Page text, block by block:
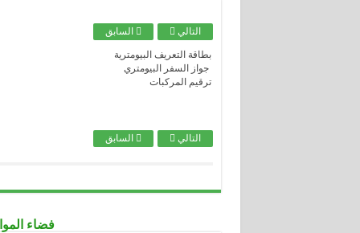
وزارة الصحة
وزارة العدل
الصندوق الوطني للتأمينات الاجتماعية
الصندوق الوطني للتأمينات الاجتماعية
غير الأجراء
التالي السابق
بطاقة التعريف البيومترية
جواز السفر البيومتري
ترقيم المركبات
التالي السابق
فضاء